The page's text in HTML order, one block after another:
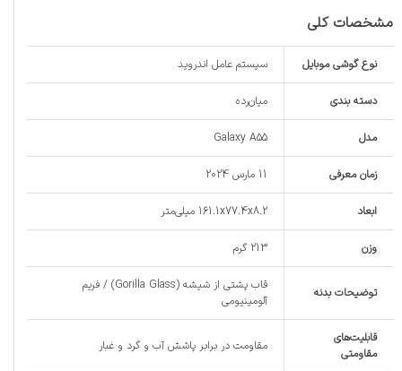
مشخصات کلی
نوع گوشی موبایل سیستم عامل اندروید
دسته ‌بندی ‌میان‌رده
مدل Galaxy A55
زمان معرفی 11 مارس 2024
ابعاد 161.1x77.4x8.2 میلی‌متر
وزن 213 گرم
توضیحات بدنه
قاب پشتی از شیشه (Gorilla Glass) / فریم
آلومینیومی
قابلیت‌های
مقاومتی
مقاومت در برابر پاشش آب و گرد و غبار